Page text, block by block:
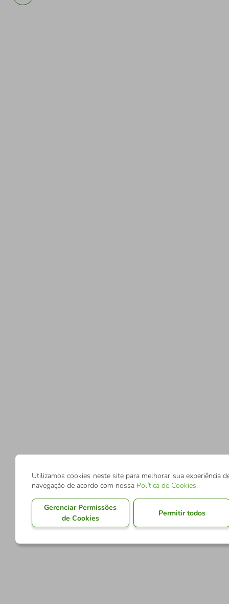
Utilizamos cookies neste site para melhorar sua experiência
navegação de acordo com nossa Política de Cookies.
Gerenciar Permissões
de Cookies
Permitir todos